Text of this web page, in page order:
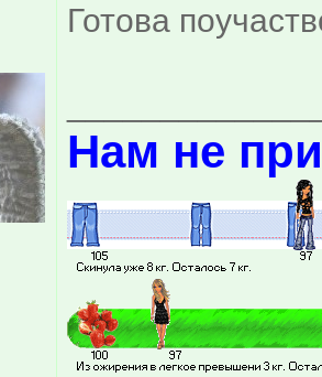
Готова
Нам не